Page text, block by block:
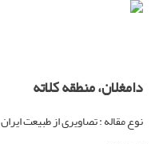
دامغلان، منطقه کلاته
نوع مقاله : تصاویری از طبیعت ایران